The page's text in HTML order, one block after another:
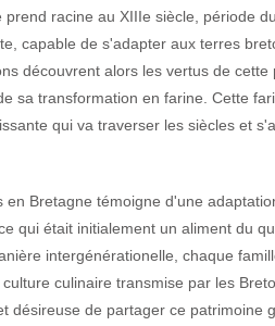
racine au XIIIe siècle, période
capable de s'adapter aux terres
découvrent alors les vertus de
sa transformation en farine. Cette
qui va traverser les siècles et
en Bretagne témoigne d'une
qui était initialement un aliment du
intergénérationelle, chaque
culinaire transmise par les
désireuse de partager ce patrimoine